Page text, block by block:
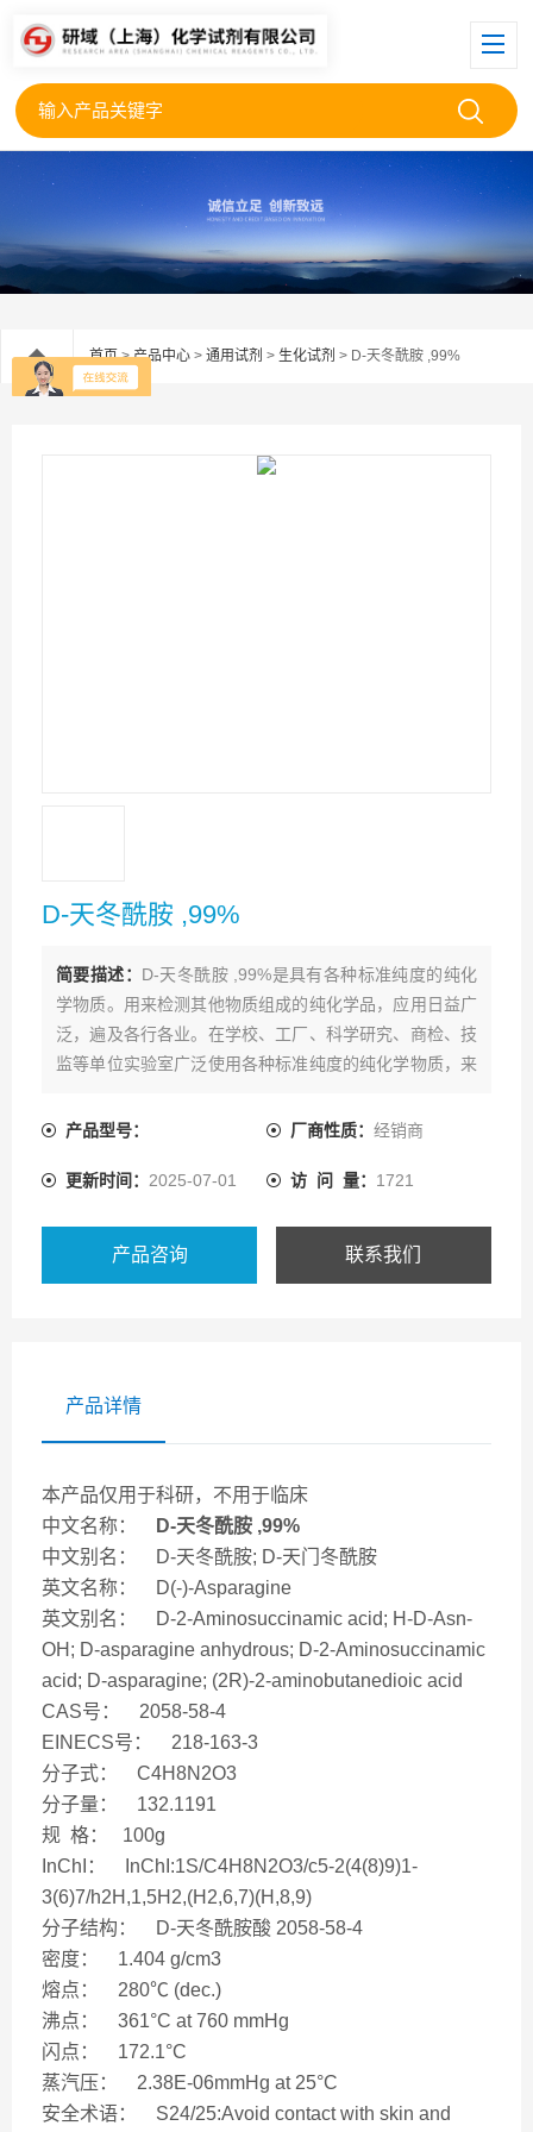
首页>产品中心 > 通用试剂 > 生化试剂 > D-天冬酰胺 ,99%
D-天冬酰胺 ,99%
简要描述： D-天冬酰胺 ,99%是具有各种标准纯度的纯化
学物质。用来检测其他物质组成的纯化学品，应用日益广
泛，遍及各行各业。在学校、工厂、科学研究、商检、技
监等单位实验室广泛使用各种标准纯度的纯化学物质，来
产品型号：
厂商性质： 经销商
更新时间： 2025-07-01 访 问 量： 1721
产品咨询 联系我们
产品详情
本产品仅用于科研，不用于临床
中文名称：
D-天冬酰胺 ,99%
中文别名： D-天冬酰胺; D-天门冬酰胺
英文名称： D(-)-Asparagine
英文别名： D-2-Aminosuccinamic acid; H-D-Asn-
OH; D-asparagine anhydrous; D-2-Aminosuccinamic
acid; D-asparagine; (2R)-2-aminobutanedioic acid
CAS号： 2058-58-4
EINECS号： 218-163-3
分子式： C4H8N2O3
分子量： 132.1191
规 格： 100g
InChI： InChI:1S/C4H8N2O3/c5-2(4(8)9)1-
3(6)7/h2H,1,5H2,(H2,6,7)(H,8,9)
分子结构： D-天冬酰胺酸 2058-58-4
密度： 1.404 g/cm3
熔点： 280℃ (dec.)
沸点： 361°C at 760 mmHg
闪点： 172.1°C
蒸汽压： 2.38E-06mmHg at 25°C
安全术语： S24/25:Avoid contact with skin and